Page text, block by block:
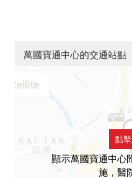
萬國寶通中心的交通站點
點
顯示萬國寶通中心
施，醫